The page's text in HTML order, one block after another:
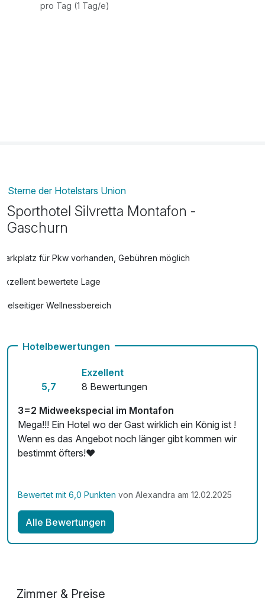
pro Tag (1 Tag/e)
Sterne der Hotelstars Union
Sporthotel Silvretta Montafon -
Gaschurn
Parkplatz für Pkw vorhanden, Gebühren möglich
Exzellent bewertete Lage
Vielseitiger Wellnessbereich
Fitnessgeräte stehen bereit
Hotelbewertungen
5,7
Exzellent
8 Bewertungen
3=2 Midweekspecial im Montafon
Mega!!! Ein Hotel wo der Gast wirklich ein König ist !
Wenn es das Angebot noch länger gibt kommen wir
bestimmt öfters!❤️
Bewertet mit 6,0 Punkten von Alexandra am 12.02.2025
Alle Bewertungen
Zimmer & Preise